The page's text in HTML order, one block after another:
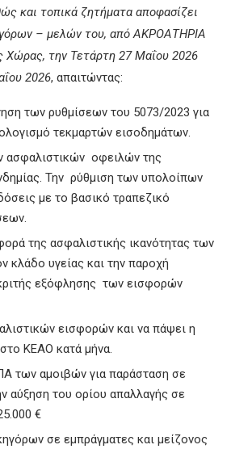
και τοπικά ζητήματα αποφασίζει
– μελών του, από ΑΚΡΟΑΤΗΡΙΑ
Χώρας, την Τετάρτη 27 Μαΐου 2026
2026, απαιτώντας:
των ρυθμίσεων του 5073/2023 για
τεκμαρτών εισοδημάτων.
ασφαλιστικών οφειλών της
Την ρύθμιση των υπολοίπων
με το βασικό τραπεζικό
της ασφαλιστικής ικανότητας των
υγείας και την παροχή
εξόφλησης των εισφορών
εισφορών και να πάψει η
ΚΕΑΟ κατά μήνα.
των αμοιβών για παράσταση σε
αύξηση του ορίου απαλλαγής σε
€
σε εμπράγματες και μείζονος